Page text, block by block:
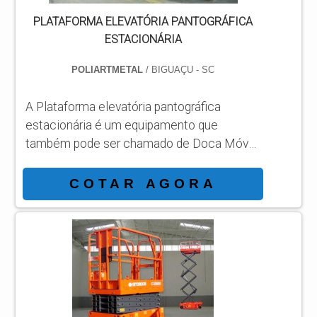
PLATAFORMA ELEVATÓRIA PANTOGRÁFICA
ESTACIONÁRIA
POLIARTMETAL/ BIGUAÇU - SC
A Plataforma elevatória pantográfica
estacionária é um equipamento que
também pode ser chamado de Doca Móvel
com acionamento por uma bomba
hidráulica manual usada no processo
industrial para melhoria na produção e
movimentação dos materiais. O produto é
construído com técnicas modernas e
projetado de acordo com as
particularidades dos clientes para as mais
distintas áreas de trabalho e diferentes
COTAR AGORA